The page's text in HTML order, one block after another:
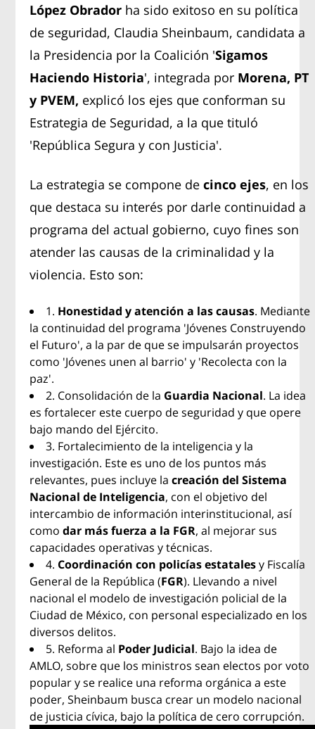
López Obrador ha sido exitoso en su política
de seguridad, Claudia Sheinbaum, candidata a
la Presidencia por la Coalición 'Sigamos
Haciendo Historia', integrada por Morena, PT
y PVEM, explicó los ejes que conforman su
Estrategia de Seguridad, a la que tituló
'República Segura y con Justicia'.
La estrategia se compone decinco ejes, en los
que destaca su interés por darle continuidad a
programa del actual gobierno, cuyo fines son
atender las causas de la criminalidad y la
violencia. Esto son:
1. Honestidad y atención a las causas. Mediante
la continuidad del programa 'Jóvenes Construyendo
el Futuro', a la par de que se impulsarán proyectos
como 'Jóvenes unen al barrio' y 'Recolecta con la
paz'.
2. Consolidación de la Guardia Nacional. La idea
es fortalecer este cuerpo de seguridad y que opere
bajo mando del Ejército.
3. Fortalecimiento de la inteligencia y la
investigación. Este es uno de los puntos más
relevantes, pues incluye lacreación del Sistema
Nacional de Inteligencia, con el objetivo del
intercambio de información interinstitucional, así
comodar más fuerza a la FGR, al mejorar sus
capacidades operativas y técnicas.
4. Coordinación con policías estatalesy Fiscalía
General de la República (FGR). Llevando a nivel
nacional el modelo de investigación policial de la
Ciudad de México, con personal especializado en los
diversos delitos.
5. Reforma al Poder Judicial. Bajo la idea de
AMLO, sobre que los ministros sean electos por voto
popular y se realice una reforma orgánica a este
poder, Sheinbaum busca crear un modelo nacional
de justicia cívica, bajo la política de cero corrupción.